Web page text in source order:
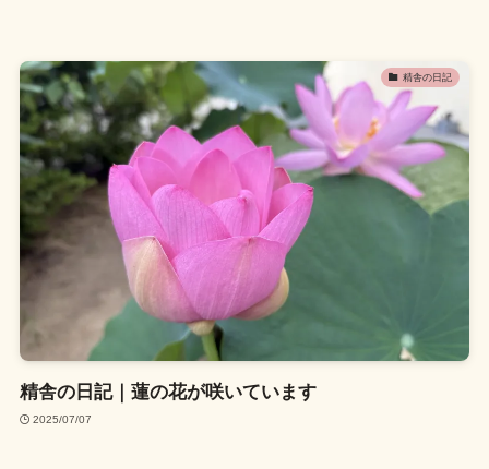
精舎の日記
精舎の日記｜蓮の花が咲いています
2025/07/07